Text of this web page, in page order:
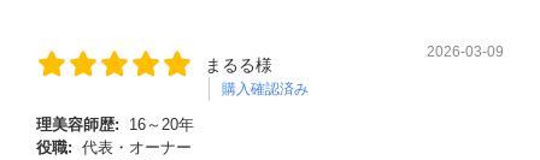
まるる様
購入確認済み
2026-03-09
理美容師歴:
16～20年
役職: 代表・オーナー